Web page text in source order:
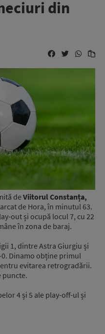
din
deViitorul Constanța,
de Hora, în minutul 63.
out și ocupă locul 7, cu 22
în zona de baraj.
1, dintre Astra Giurgiu și
Dinamo obține primul
evitarea retrogradării.
puncte.
4 și 5 ale play-off-ul și